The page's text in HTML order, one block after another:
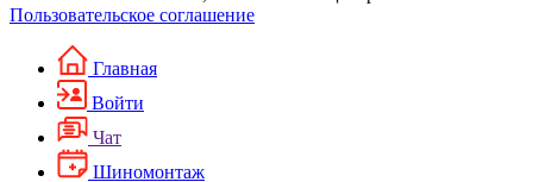
Пользовательское соглашение
Главная
Войти
Чат
Шиномонтаж